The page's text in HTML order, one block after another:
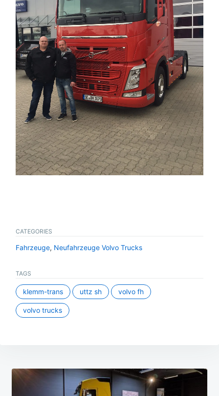
CATEGORIES
Fahrzeuge, Neufahrzeuge Volvo Trucks
TAGS
klemm-trans uttz sh volvo fh
volvo trucks
Beitragsnavigation